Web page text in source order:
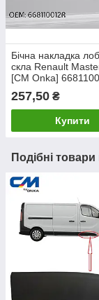
Бічна накладка
скла Renault
[СМ Onka]
257,50 ₴
Купити
Подібні товари